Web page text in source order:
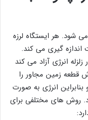
شود. هر ایستگاه لرزه
گیری می کند.
انرژی آزاد می کند
قطعه زمین مجاور را
انرژی به صورت
روش های مختلفی برای